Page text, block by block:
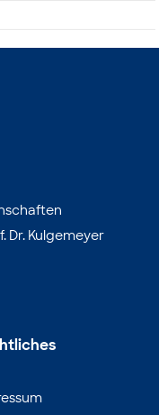
Dr. Kulgemeyer